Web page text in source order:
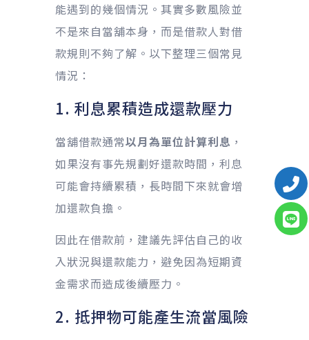
能遇到的幾個情況。其實多數風險並
不是來自當舖本身，而是借款人對借
款規則不夠了解。以下整理三個常見
情況：
1. 利息累積造成還款壓力
當舖借款通常以月為單位計算利息 ，
如果沒有事先規劃好還款時間，利息
可能會持續累積，長時間下來就會增
加還款負擔。
因此在借款前，建議先評估自己的收
入狀況與還款能力，避免因為短期資
金需求而造成後續壓力。
2. 抵押物可能產生流當風險